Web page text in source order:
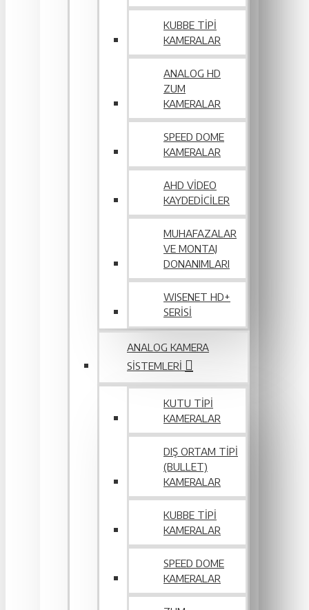
KUBBE TIPI
KAMERALAR
ANALOG HD
ZUM
KAMERALAR
SPEED DOME
KAMERALAR
AHD VIDEO
KAYDEDICILER
MUHAFAZALAR
VE MONTAJ
DONANIMLARI
WISENET HD+
SERİSİ
ANALOG KAMERA
SISTEMLERI
KUTU TIPI
KAMERALAR
DIŞ ORTAM TIPI
(BULLET)
KAMERALAR
KUBBE TIPI
KAMERALAR
SPEED DOME
KAMERALAR